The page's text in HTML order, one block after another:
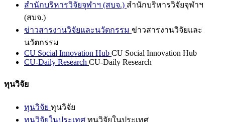
สำนักบริหารวิจัยจุฬาฯ (สบจ.) สำนักบริหารวิจัยจุฬาฯ
(สบจ.)
ข่าวสารงานวิจัยและนวัตกรรม ข่าวสารงานวิจัยและ
นวัตกรรม
CU Social Innovation Hub CU Social Innovation Hub
CU-Daily Research CU-Daily Research
ทุนวิจัย
ทุนวิจัย ทุนวิจัย
ทุนวิจัยในประเทศ ทุนวิจัยในประเทศ